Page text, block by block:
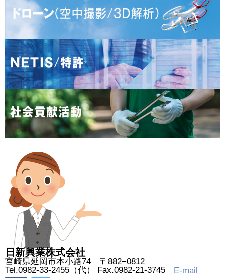
日新興業株式会社
宮崎県延岡市本小路74 〒882−0812
Tel.0982-33-2455（代） Fax.0982-21-3745 E-mail